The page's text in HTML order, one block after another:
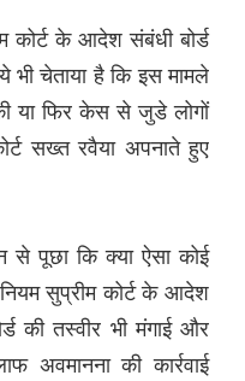
कोर्ट के आदेश संबंधी बोर्ड
भी चेताया है कि इस मामले
या फिर केस से जुडे लोगों
सख्त रवैया अपनाते हुए
पूछा कि क्या ऐसा कोई
नियम सुप्रीम कोर्ट के आदेश
की तस्वीर भी मंगाई और
अवमानना की कार्रवाई